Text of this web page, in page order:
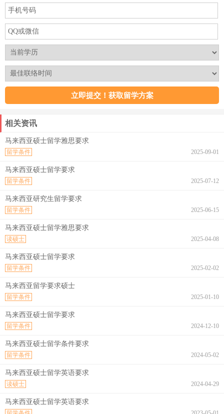
相关资讯
马来西亚硕士留学雅思要求
2025-09-01
留学条件
马来西亚硕士留学要求
2025-07-12
留学条件
马来西亚研究生留学要求
2025-06-15
留学条件
马来西亚硕士留学雅思要求
2025-04-08
读硕士
马来西亚硕士留学要求
2025-02-02
留学条件
马来西亚留学要求硕士
2025-01-10
留学条件
马来西亚硕士留学要求
2024-12-10
留学条件
马来西亚硕士留学条件要求
2024-05-02
留学条件
马来西亚硕士留学英语要求
2024-04-29
读硕士
马来西亚硕士留学英语要求